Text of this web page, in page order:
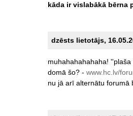
kāda ir vislabākā bērna
dzēsts lietotājs,
muhahahahahaha! ''plaša
domā šo? - www.hc.lv/
nu jā arī alternātu forumā